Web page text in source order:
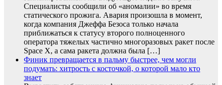
Специалисты сообщили об «аномалии» во время
статического прожига. Авария произошла в момент,
когда компания Джеффа Безоса только начала
приближаться к статусу второго полноценного
оператора тяжелых частично многоразовых ракет после
Space X, а сама ракета должна была […]
Финик превращается в пальму быстрее, чем могли
подумать: хитрость с косточкой, о которой мало кто
знает